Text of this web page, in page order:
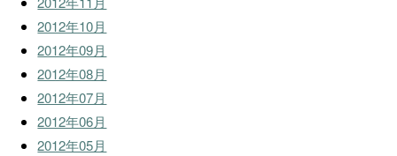
2012年10月
2012年09月
2012年08月
2012年07月
2012年06月
2012年05月